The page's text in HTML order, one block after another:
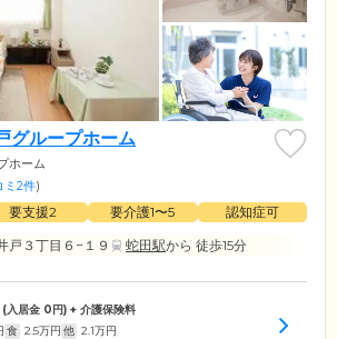
グループホーム
ホーム
ミ2件)
要支援2 要介護1〜5
認知症可
戸３丁目６−１９
蛇田駅から 徒歩15分
(入居金 0円) + 介護保険料
食 2.5万円 他 2.1万円